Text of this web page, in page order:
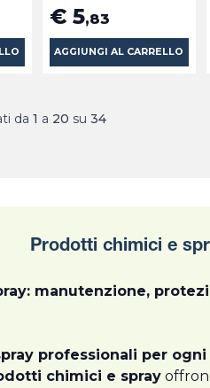
€ 5,83
AGGIUNGI AL CARRELLO
da 1 a 20 su 34
Prodotti chimici e
manutenzione,
professionali per
chimici e spray